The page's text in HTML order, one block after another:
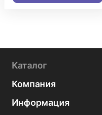
Каталог
Компания
Информация